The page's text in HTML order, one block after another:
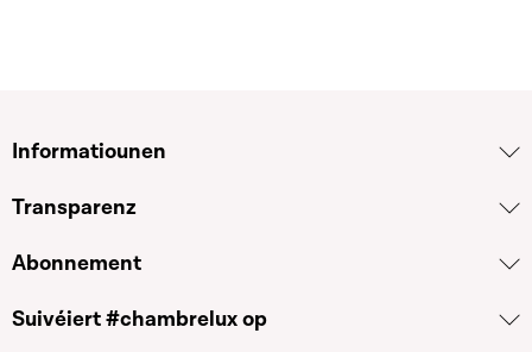
Informatiounen
Transparenz
Abonnement
Suivéiert #chambrelux op